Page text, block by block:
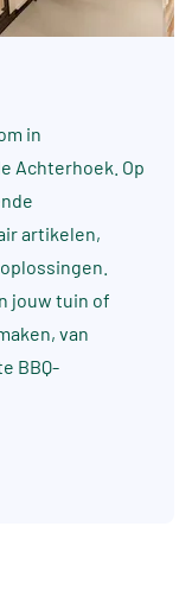
in
Achterhoek. Op
artikelen,
jouw tuin of
van
BBQ-